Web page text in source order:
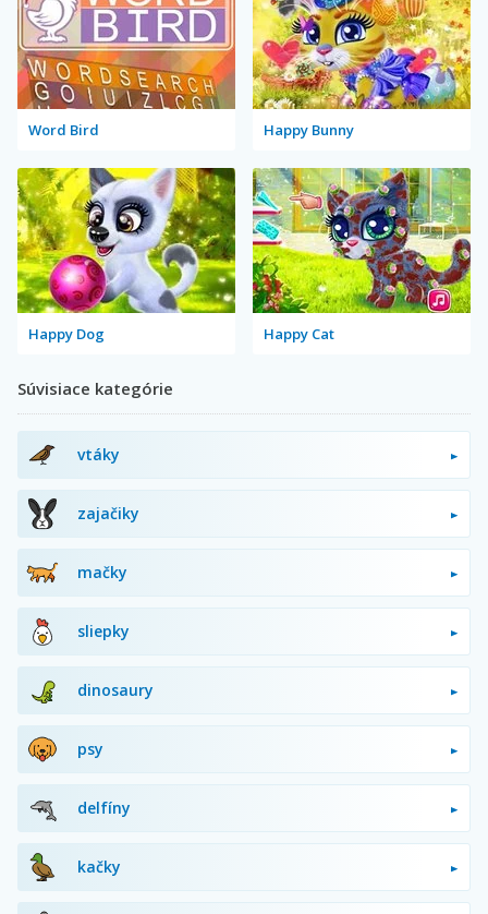
Word Bird Happy Bunny
Happy Dog Happy Cat
Súvisiace kategórie
vtáky
zajačiky
mačky
sliepky
dinosaury
psy
delfíny
kačky